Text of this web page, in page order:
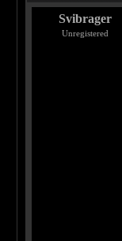
Svibrager
Unregistered